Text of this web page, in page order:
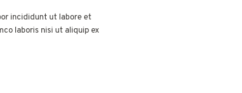
incididunt ut labore et
laboris nisi ut aliquip ex